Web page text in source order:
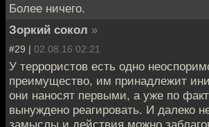
Более ничего.
Зоркий сокол »
#29 | 02.08.16 02:21
У террористов есть одно
преимущество, им принадлежит
они наносят первыми, а уже по
вынуждено реагировать. И далеко
замыслы и действия можно